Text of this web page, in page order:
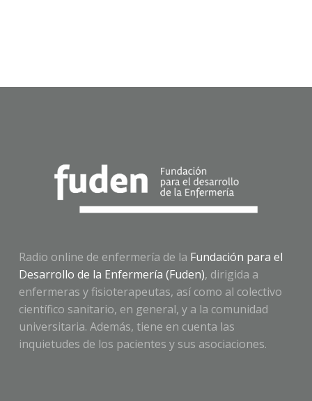
Radio online de enfermería de la Fundación para el
Desarrollo de la Enfermería (Fuden), dirigida a
enfermeras y fisioterapeutas, así como al colectivo
científico sanitario, en general, y a la comunidad
universitaria. Además, tiene en cuenta las
inquietudes de los pacientes y sus asociaciones.